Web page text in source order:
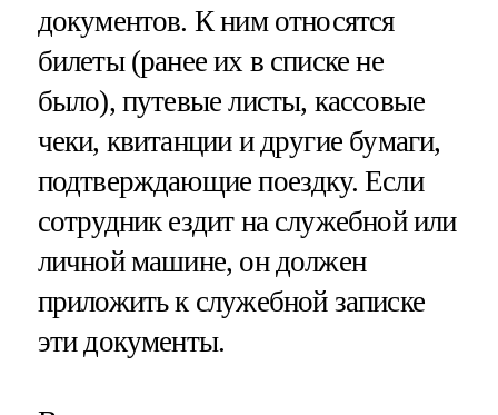
документов. К ним относятся
билеты (ранее их в списке не
было), путевые листы, кассовые
чеки, квитанции и другие бумаги,
подтверждающие поездку. Если
сотрудник ездит на служебной или
личной машине, он должен
приложить к служебной записке
эти документы.